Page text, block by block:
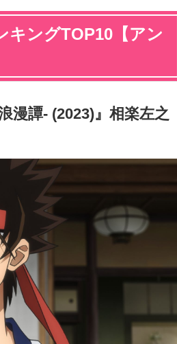
キングTOP10【アン
漫譚- (2023)』相楽左之